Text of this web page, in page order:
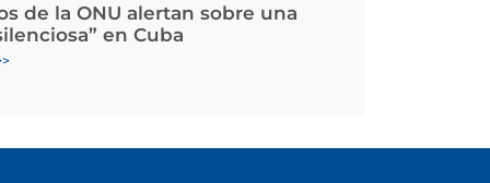
de la ONU alertan sobre una
en Cuba